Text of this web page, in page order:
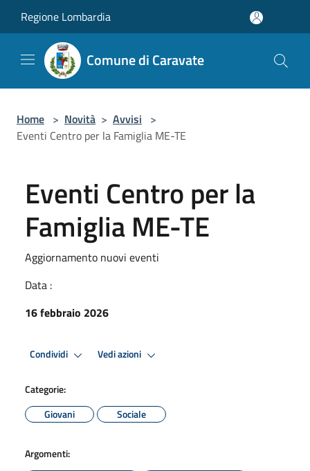
Regione Lombardia
Comune di Caravate
Home > Novità > Avvisi >
Eventi Centro per la Famiglia ME-TE
Eventi Centro per la
Famiglia ME-TE
Aggiornamento nuovi eventi
Data :
16 febbraio 2026
Condividi Vedi azioni
Categorie:
Giovani
Sociale
Argomenti: